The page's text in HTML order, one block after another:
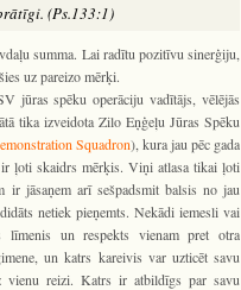
(Ps.133:1)
summa. Lai radītu pozitīvu sinerģiju,
uz pareizo mērķi.
jūras spēku operāciju vadītājs, vēlējās
tika izveidota Zilo Eņģeļu Jūras Spēku
Squadron), kura jau pēc gada
ļoti skaidrs mērķis. Viņi atlasa tikai ļoti
ir jāsaņem arī sešpadsmit balsis no jau
netiek pieņemts. Nekādi iemesli vai
līmenis un respekts vienam pret otra
un katrs kareivis var uzticēt savu
vienu reizi. Katrs ir atbildīgs par savu